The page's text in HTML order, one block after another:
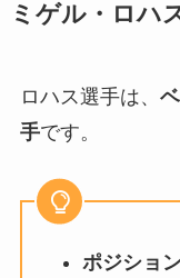
ミゲル・ロハ
ロハス選手は、
手です。
ポジショ